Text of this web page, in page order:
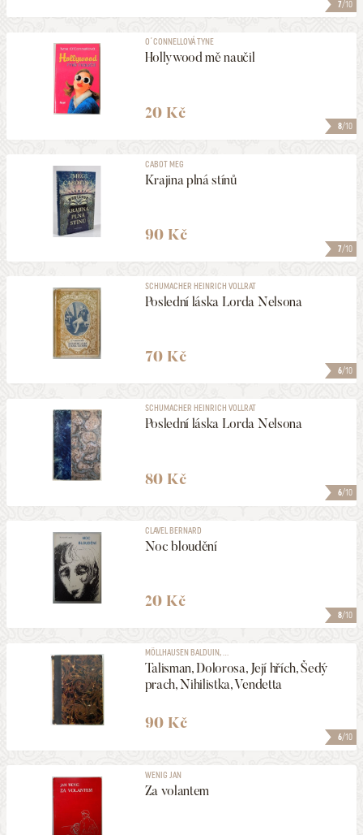
7/10
8/10
O´CONNELLOVÁ TYNE
Hollywood mě naučil
20 Kč
7/10
CABOT MEG
Krajina plná stínů
90 Kč
6/10
SCHUMACHER HEINRICH VOLLRAT
Poslední láska Lorda Nelsona
70 Kč
6/10
SCHUMACHER HEINRICH VOLLRAT
Poslední láska Lorda Nelsona
80 Kč
8/10
CLAVEL BERNARD
Noc bloudění
20 Kč
6/10
MÖLLHAUSEN BALDUIN, ...
Talisman, Dolorosa, Její hřích, Šedý
prach, Nihilistka, Vendetta
90 Kč
WENIG JAN
Za volantem